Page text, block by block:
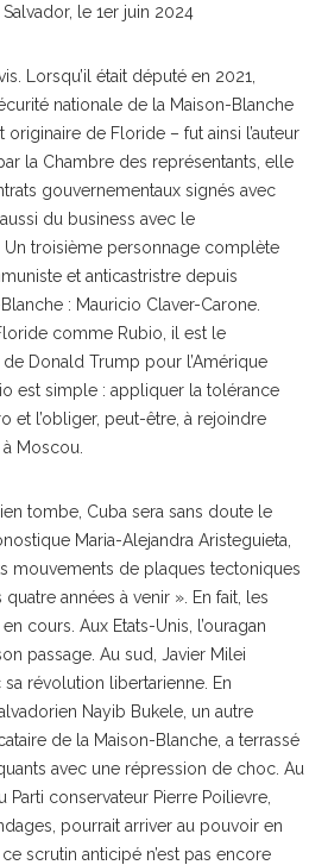
le 1er juin 2024
Lorsqu’il était député en 2021,
nationale de la Maison-Blanche
de Floride – fut ainsi l’auteur
la Chambre des représentants, elle
gouvernementaux signés avec
du business avec le
troisième personnage complète
et anticastristre depuis
: Mauricio Claver-Carone.
comme Rubio, il est le
Donald Trump pour l’Amérique
est simple : appliquer la tolérance
et l’obliger, peut-être, à rejoindre
Moscou.
tombe, Cuba sera sans doute le
Maria-Alejandra Aristeguieta,
mouvements de plaques tectoniques
années à venir ». En fait, les
cours. Aux Etats-Unis, l’ouragan
passage. Au sud, Javier Milei
sa révolution libertarienne. En
Nayib Bukele, un autre
de la Maison-Blanche, a terrassé
avec une répression de choc. Au
Parti conservateur Pierre Poilievre,
pourrait arriver au pouvoir en
scrutin anticipé n’est pas encore